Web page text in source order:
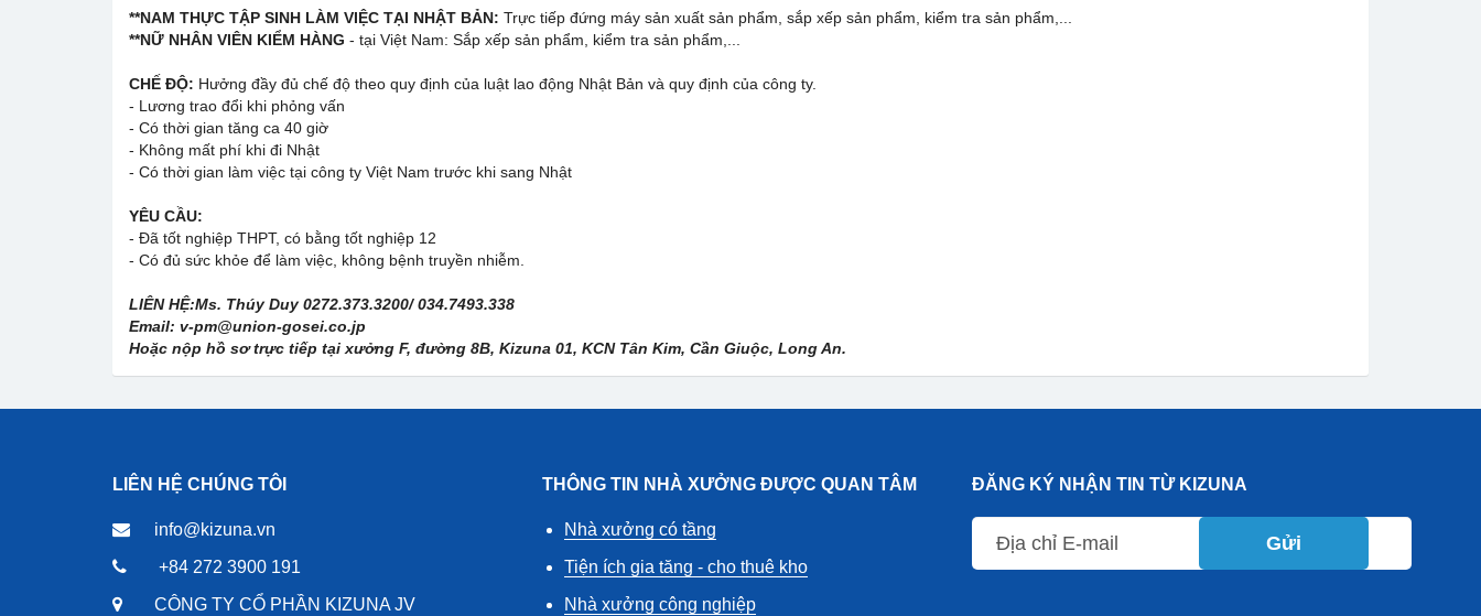
**NAM THỰC TẬP SINH LÀM VIỆC TẠI NHẬT BẢN: Trực tiếp đứng máy sản xuất sản phẩm, sắp xếp sản phẩm, kiểm tra sản phẩm,...
**NỮ NHÂN VIÊN KIỂM HÀNG - tại Việt Nam: Sắp xếp sản phẩm, kiểm tra sản phẩm,...
CHẾ ĐỘ: Hưởng đầy đủ chế độ theo quy định của luật lao động Nhật Bản và quy định của công ty.
- Lương trao đổi khi phỏng vấn
- Có thời gian tăng ca 40 giờ
- Không mất phí khi đi Nhật
- Có thời gian làm việc tại công ty Việt Nam trước khi sang Nhật
YÊU CẦU:
- Đã tốt nghiệp THPT, có bằng tốt nghiệp 12
- Có đủ sức khỏe để làm việc, không bệnh truyền nhiễm.
LIÊN HỆ:Ms. Thúy Duy 0272.373.3200/ 034.7493.338
Email: v-pm@union-gosei.co.jp
Hoặc nộp hồ sơ trực tiếp tại xưởng F, đường 8B, Kizuna 01, KCN Tân Kim, Cần Giuộc, Long An.
LIÊN HỆ CHÚNG TÔI
info@kizuna.vn
+84 272 3900 191
CÔNG TY CỔ PHẦN KIZUNA JV
THÔNG TIN NHÀ XƯỞNG ĐƯỢC QUAN TÂM
Nhà xưởng có tầng
Tiện ích gia tăng - cho thuê kho
Nhà xưởng công nghiệp
ĐĂNG KÝ NHẬN TIN TỪ KIZUNA
Gửi